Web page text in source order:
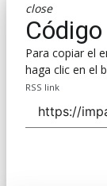
close
Para copiar el
haga clic en el
RSS link